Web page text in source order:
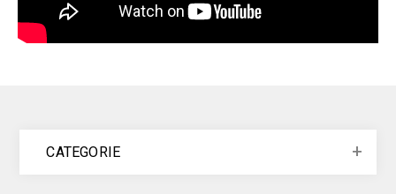
CATEGORIE